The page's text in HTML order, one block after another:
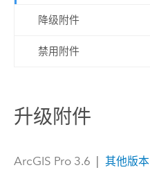
降级附件
禁用附件
升级附件
ArcGIS Pro 3.6 | 其他版本